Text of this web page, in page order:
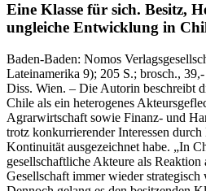
Eine Klasse für sich. Besitz,
ungleiche Entwicklung in
Baden-Baden: Nomos
Lateinamerika 9); 205 S.; brosch.,
Diss. Wien. – Die Autorin beschreibt
Chile als ein heterogenes
Agrarwirtschaft sowie Finanz- und
trotz konkurrierender Interessen
Kontinuität ausgezeichnet habe. „In
gesellschaftliche Akteure als
Gesellschaft immer wieder strategisch